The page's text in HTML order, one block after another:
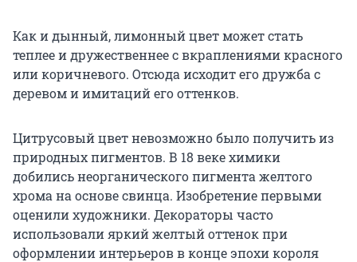
Как и дынный, лимонный цвет может стать
теплее и дружественнее с вкраплениями красного
или коричневого. Отсюда исходит его дружба с
деревом и имитаций его оттенков.
Цитрусовый цвет невозможно было получить из
природных пигментов. В 18 веке химики
добились неорганического пигмента желтого
хрома на основе свинца. Изобретение первыми
оценили художники. Декораторы часто
использовали яркий желтый оттенок при
оформлении интерьеров в конце эпохи короля